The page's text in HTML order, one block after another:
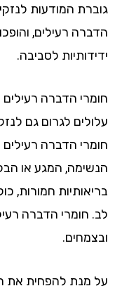
גוברת המודעות
הדברה רעילים,
ידידותיות לסביבה.
חומרי הדברה
עלולים לגרום גם
חומרי הדברה
הנשימה, המגע או
בריאותיות חמורות,
לב. חומרי הדברה
ובצמחים.
על מנת להפחית את